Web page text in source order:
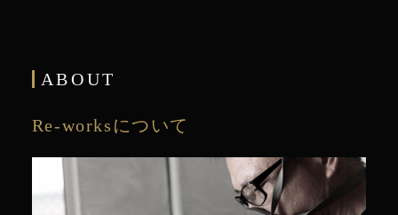
ABOUT
Re-worksについて